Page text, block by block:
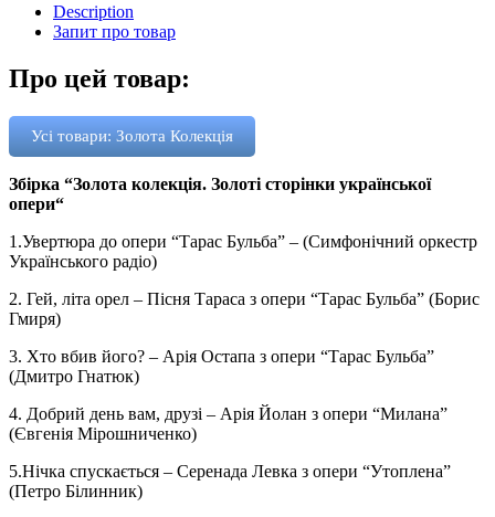
Description
Запит про товар
Про цей товар:
Усі товари: Золота Колекція
Збірка “Золота колекція. Золоті сторінки української
опери“
1.Увертюра до опери “Тарас Бульба” – (Симфонічний оркестр
Українського радіо)
2. Гей, літа орел – Пісня Тараса з опери “Тарас Бульба” (Борис
Гмиря)
3. Хто вбив його? – Арія Остапа з опери “Тарас Бульба”
(Дмитро Гнатюк)
4. Добрий день вам, друзі – Арія Йолан з опери “Милана”
(Євгенія Мірошниченко)
5.Нічка спускається – Серенада Левка з опери “Утоплена”
(Петро Білинник)